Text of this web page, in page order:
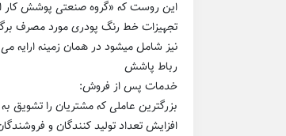
این روست که «گروه صنعتی پوشش کار
تجهیزات خط رنگ پودری مورد مصرف
نیز شامل میشود در همان زمینه ارایه
رباط پاشش
خدمات پس از فروش:
بزرگترین عاملی که مشتریان را
افزایش تعداد تولید کنندگان و